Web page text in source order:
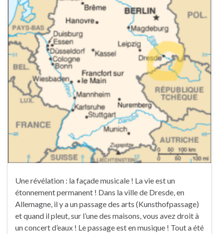
Une révélation : la façade musicale ! La vie est un
étonnement permanent ! Dans la ville de Dresde, en
Allemagne, il y a un passage des arts (Kunsthofpassage)
et quand il pleut, sur l’une des maisons, vous avez droit à
un concert d’eaux ! Le passage est en musique ! Tout a été